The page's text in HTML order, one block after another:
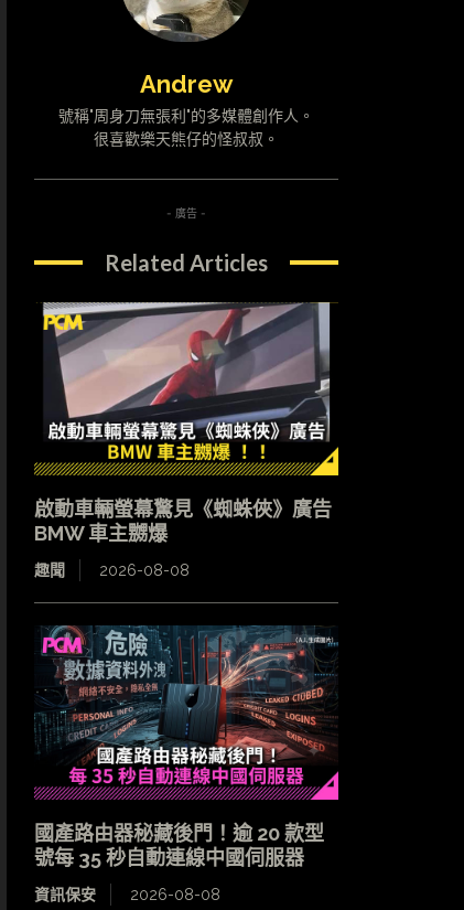
Andrew
號稱"周身刀無張利"的多媒體創作人。
很喜歡樂天熊仔的怪叔叔。
- 廣告 -
Related Articles
啟動車輛螢幕驚見《蜘蛛俠》廣告
BMW 車主嬲爆
趣聞 2026-08-08
國產路由器秘藏後門！逾 20 款型
號每 35 秒自動連線中國伺服器
資訊保安 2026-08-08